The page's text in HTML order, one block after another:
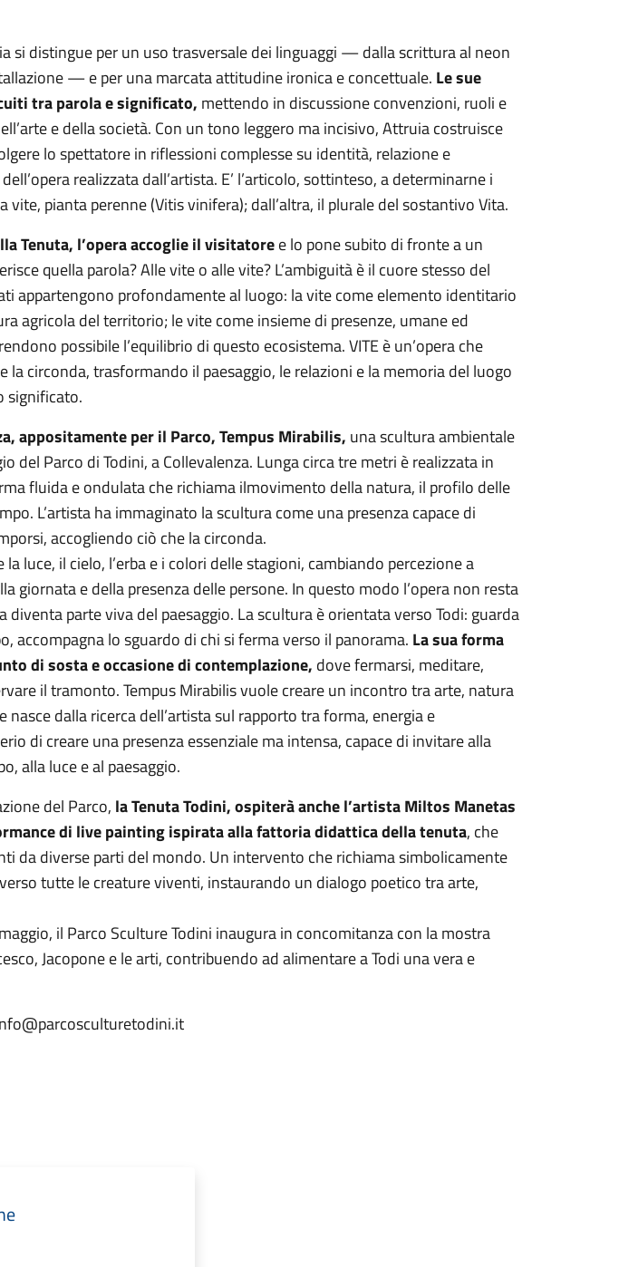
si distingue per un uso trasversale dei linguaggi — dalla scrittura al neon
— e per una marcata attitudine ironica e concettuale. Le sue
tra parola e significato, mettendo in discussione convenzioni, ruoli e
e della società. Con un tono leggero ma incisivo, Attruia costruisce
lo spettatore in riflessioni complesse su identità, relazione e
realizzata dall’artista. E’ l’articolo, sottinteso, a determinarne i
vite, pianta perenne (Vitis vinifera); dall’altra, il plurale del sostantivo Vita.
Tenuta, l’opera accoglie il visitatoree lo pone subito di fronte a un
quella parola? Alle vite o alle vite? L’ambiguità è il cuore stesso del
appartengono profondamente al luogo: la vite come elemento identitario
agricola del territorio; le vite come insieme di presenze, umane ed
possibile l’equilibrio di questo ecosistema. VITE è un’opera che
la circonda, trasformando il paesaggio, le relazioni e la memoria del luogo
significato.
appositamente per il Parco, Tempus Mirabilis, una scultura ambientale
del Parco di Todini, a Collevalenza. Lunga circa tre metri è realizzata in
fluida e ondulata che richiama ilmovimento della natura, il profilo delle
L’artista ha immaginato la scultura come una presenza capace di
accogliendo ciò che la circonda.
luce, il cielo, l’erba e i colori delle stagioni, cambiando percezione a
giornata e della presenza delle persone. In questo modo l’opera non resta
diventa parte viva del paesaggio. La scultura è orientata verso Todi: guarda
accompagna lo sguardo di chi si ferma verso il panorama. La sua forma
di sosta e occasione di contemplazione, dove fermarsi, meditare,
il tramonto. Tempus Mirabilis vuole creare un incontro tra arte, natura
nasce dalla ricerca dell’artista sul rapporto tra forma, energia e
di creare una presenza essenziale ma intensa, capace di invitare alla
alla luce e al paesaggio.
del Parco, la Tenuta Todini, ospiterà anche l’artista Miltos Manetas
di live painting ispirata alla fattoria didattica della tenuta, che
da diverse parti del mondo. Un intervento che richiama simbolicamente
tutte le creature viventi, instaurando un dialogo poetico tra arte,
il Parco Sculture Todini inaugura in concomitanza con la mostra
Jacopone e le arti, contribuendo ad alimentare a Todi una vera e